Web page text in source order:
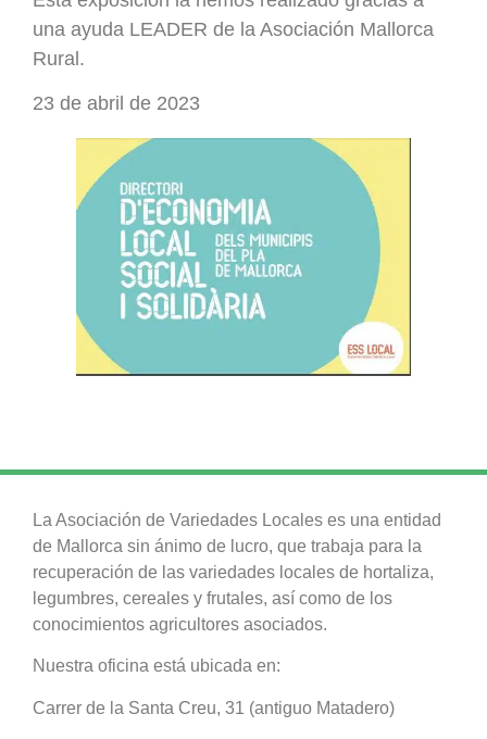
una ayuda LEADER de la Asociación Mallorca
Rural.
23 de abril de 2023
La Asociación de Variedades Locales es una entidad
de Mallorca sin ánimo de lucro, que trabaja para la
recuperación de las variedades locales de hortaliza,
legumbres, cereales y frutales, así como de los
conocimientos agricultores asociados.
Nuestra oficina está ubicada en:
Carrer de la Santa Creu, 31 (antiguo Matadero)